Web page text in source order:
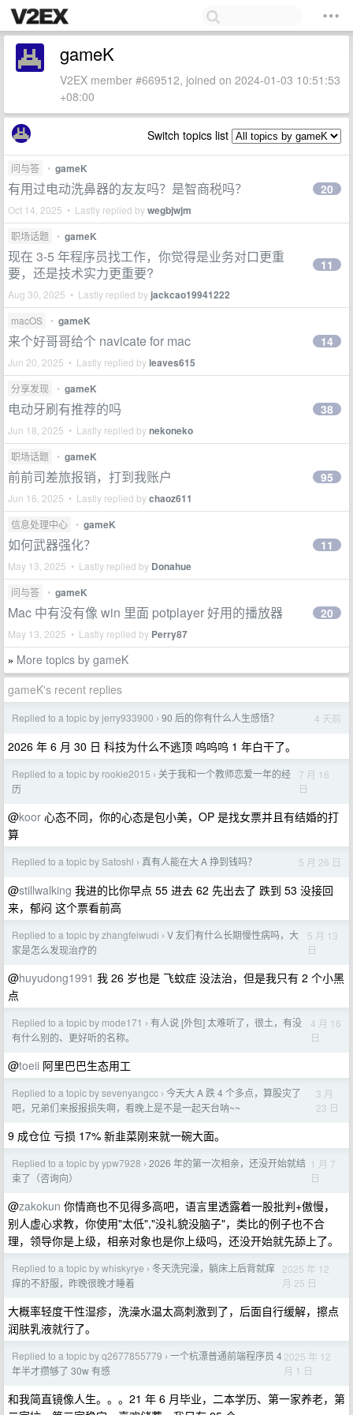
gameK
V2EX member #669512, joined on 2024-01-03 10:51:53
+08:00
Switch topics list
问与答 • gameK
有用过电动洗鼻器的友友吗？是智商税吗？
Oct 14, 2025 • Lastly replied bywegbjwjm
20
职场话题 • gameK
现在 3-5 年程序员找工作，你觉得是业务对口更重
要，还是技术实力更重要?
Aug 30, 2025 • Lastly replied by jackcao19941222
11
macOS • gameK
来个好哥哥给个 navicate for mac
Jun 20, 2025 • Lastly replied byleaves615
14
分享发现 • gameK
电动牙刷有推荐的吗
Jun 18, 2025 • Lastly replied bynekoneko
38
职场话题 • gameK
前前司差旅报销，打到我账户
Jun 16, 2025 • Lastly replied bychaoz611
95
信息处理中心 • gameK
如何武器强化？
May 13, 2025 • Lastly replied by Donahue
11
问与答 • gameK
Mac 中有没有像 win 里面 potplayer 好用的播放器
May 13, 2025 • Lastly replied by Perry87
20
» More topics by gameK
gameK's recent replies
Replied to a topic by jerry933900 › 90 后的你有什么人生感悟？ 4 天前
2026 年 6 月 30 日 科技为什么不逃顶 呜呜呜 1 年白干了。
Replied to a topic by rookie2015 › 关于我和一个教师恋爱一年的经
历
7 月 16
日
@koor 心态不同，你的心态是包小美，OP 是找女票并且有结婚的打
算
Replied to a topic by Satoshl › 真有人能在大 A 挣到钱吗？ 5 月 26 日
@stillwalking 我进的比你早点 55 进去 62 先出去了 跌到 53 没接回
来，郁闷 这个票看前高
Replied to a topic by zhangfeiwudi › V 友们有什么长期慢性病吗，大
家是怎么发现治疗的
5 月 13
日
@huyudong1991 我 26 岁也是 飞蚊症 没法治，但是我只有 2 个小黑
点
Replied to a topic by mode171 › 有人说 [外包] 太难听了，很土，有没
有什么别的、更好听的名称。
4 月 16
日
@toeii 阿里巴巴生态用工
Replied to a topic by sevenyangcc › 今天大 A 跌 4 个多点，算股灾了
吧，兄弟们来报报损失啊，看晚上是不是一起天台呐~~
3 月
23 日
9 成仓位 亏损 17% 新韭菜刚来就一碗大面。
Replied to a topic by ypw7928 › 2026 年的第一次相亲，还没开始就结
束了（咨询向）
1 月 7
日
@zakokun 你情商也不见得多高吧，语言里透露着一股批判+傲慢，
别人虚心求教，你使用"太低","没礼貌没脑子"，类比的例子也不合
理，领导你是上级，相亲对象也是你上级吗，还没开始就先舔上了。
Replied to a topic by whiskyrye › 冬天洗完澡，躺床上后背就痒
痒的不舒服，昨晚很晚才睡着
2025 年 12
月 25 日
大概率轻度干性湿疹，洗澡水温太高刺激到了，后面自行缓解，擦点
润肤乳液就行了。
Replied to a topic by q2677855779 › 一个杭漂普通前端程序员 4
年半才攒够了 30w 有感
2025 年 12
月 1 日
和我简直镜像人生。。。21 年 6 月毕业，二本学历、第一家养老，第